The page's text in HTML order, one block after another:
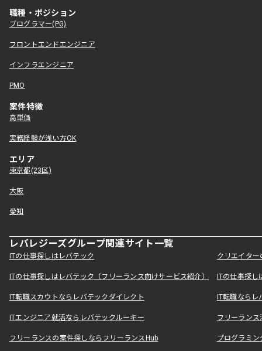
職種・ポジション
プログラマー(PG)
フロントエンドエンジニア
インフラエンジニア
PMO
案件特徴
高単価
実務経験が浅い方OK
エリア
東京都(23区)
大阪
愛知
レバレジーズグループ関連サイト一覧
ITの仕事探しはレバテック クリエイタ
ITの仕事探しはレバテック（フリーランス向けサービス紹介） ITの仕事探
IT転職スカウトならレバテックダイレクト IT転職なら
ITエンジニア就活ならレバテックルーキー フリーラン
フリーランスの案件探しならフリーランスHub プログラミ